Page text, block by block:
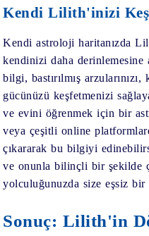
Kendi Lilith'inizi
Kendi astroloji haritanızda
kendinizi daha derinlemesine
bilgi, bastırılmış
gücünüzü keşfetmenizi
ve evini öğrenmek için bir
veya çeşitli online
çıkararak bu bilgiyi
ve onunla bilinçli bir şekilde
yolculuğunuzda size eşsiz bir
Sonuç: Lilith'in